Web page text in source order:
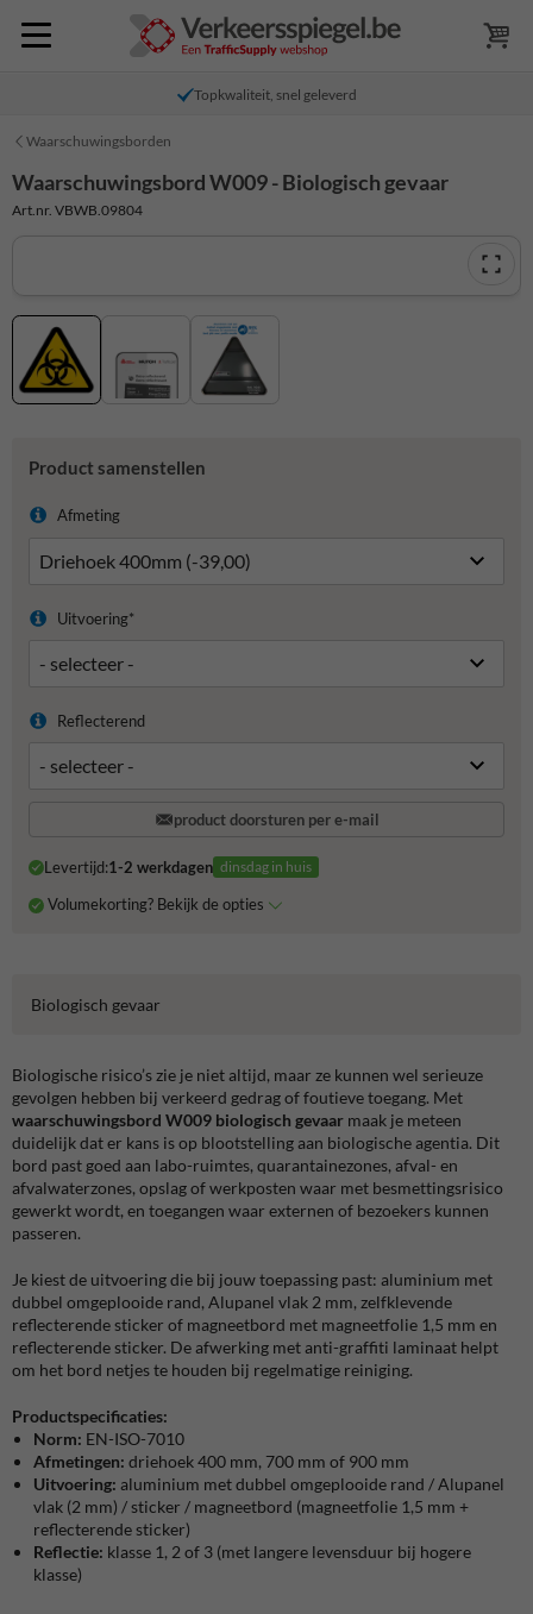
Topkwaliteit, snel geleverd
Waarschuwingsborden
Waarschuwingsbord W009 - Biologisch gevaar
Art.nr. VBWB.09804
Product samenstellen
Afmeting
Uitvoering*
Reflecterend
product doorsturen per e-mail
Levertijd:1-2 werkdagen dinsdag in huis
Volumekorting? Bekijk de opties
Biologisch gevaar
Biologische risico’s zie je niet altijd, maar ze kunnen wel serieuze
gevolgen hebben bij verkeerd gedrag of foutieve toegang. Met
waarschuwingsbord W009 biologisch gevaar maak je meteen
duidelijk dat er kans is op blootstelling aan biologische agentia. Dit
bord past goed aan labo-ruimtes, quarantainezones, afval- en
afvalwaterzones, opslag of werkposten waar met besmettingsrisico
gewerkt wordt, en toegangen waar externen of bezoekers kunnen
passeren.
Je kiest de uitvoering die bij jouw toepassing past: aluminium met
dubbel omgeplooide rand, Alupanel vlak 2 mm, zelfklevende
reflecterende sticker of magneetbord met magneetfolie 1,5 mm en
reflecterende sticker. De afwerking met anti-graffiti laminaat helpt
om het bord netjes te houden bij regelmatige reiniging.
Productspecificaties:
Norm: EN-ISO-7010
Afmetingen: driehoek 400 mm, 700 mm of 900 mm
Uitvoering: aluminium met dubbel omgeplooide rand / Alupanel
vlak (2 mm) / sticker / magneetbord (magneetfolie 1,5 mm +
reflecterende sticker)
Reflectie: klasse 1, 2 of 3 (met langere levensduur bij hogere
klasse)